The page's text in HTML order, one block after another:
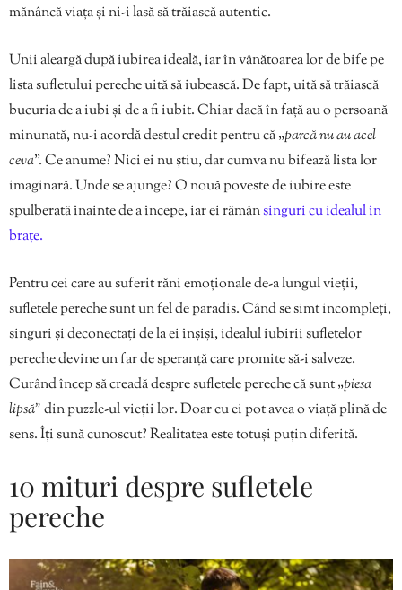
mănâncă viața și ni-i lasă să trăiască autentic.
Unii aleargă după iubirea ideală, iar în vânătoarea lor de bife pe
lista sufletului pereche uită să iubească. De fapt, uită să trăiască
bucuria de a iubi și de a fi iubit. Chiar dacă în față au o persoană
minunată, nu-i acordă destul credit pentru că „parcă nu au acel
ceva”. Ce anume? Nici ei nu știu, dar cumva nu bifează lista lor
imaginară. Unde se ajunge? O nouă poveste de iubire este
spulberată înainte de a începe, iar ei rămânsinguri cu idealul în
brațe.
Pentru cei care au suferit răni emoționale de-a lungul vieții,
sufletele pereche sunt un fel de paradis. Când se simt incompleți,
singuri și deconectați de la ei înșiși, idealul iubirii sufletelor
pereche devine un far de speranță care promite să-i salveze.
Curând încep să creadă despre sufletele pereche că sunt „piesa
lipsă”din puzzle-ul vieții lor. Doar cu ei pot avea o viață plină de
sens. Îți sună cunoscut? Realitatea este totuși puțin diferită.
10 mituri despre sufletele
pereche